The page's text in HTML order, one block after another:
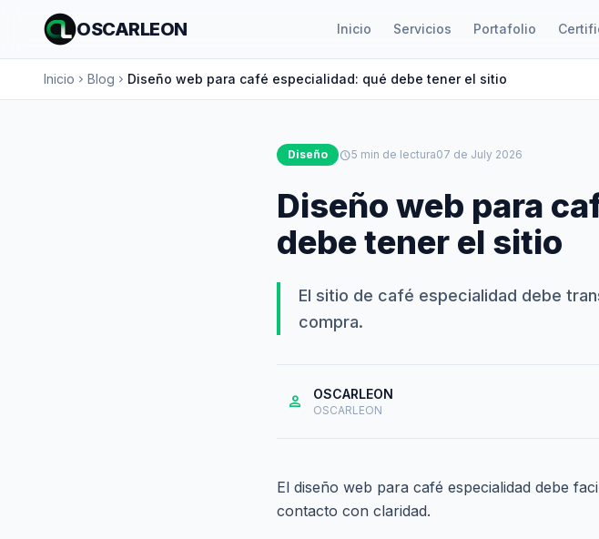
OSCARLEON Inicio Servicios Portafolio
Inicio chevron_right Blog chevron_right Diseño web para café especialidad: qué debe tener el sitio
Diseño schedule5 min de lectura07 de July 2026
Diseño web para
debe tener el sitio
El sitio de café especialidad debe
compra.
person OSCARLEON
OSCARLEON
El diseño web para café especialidad debe
contacto con claridad.